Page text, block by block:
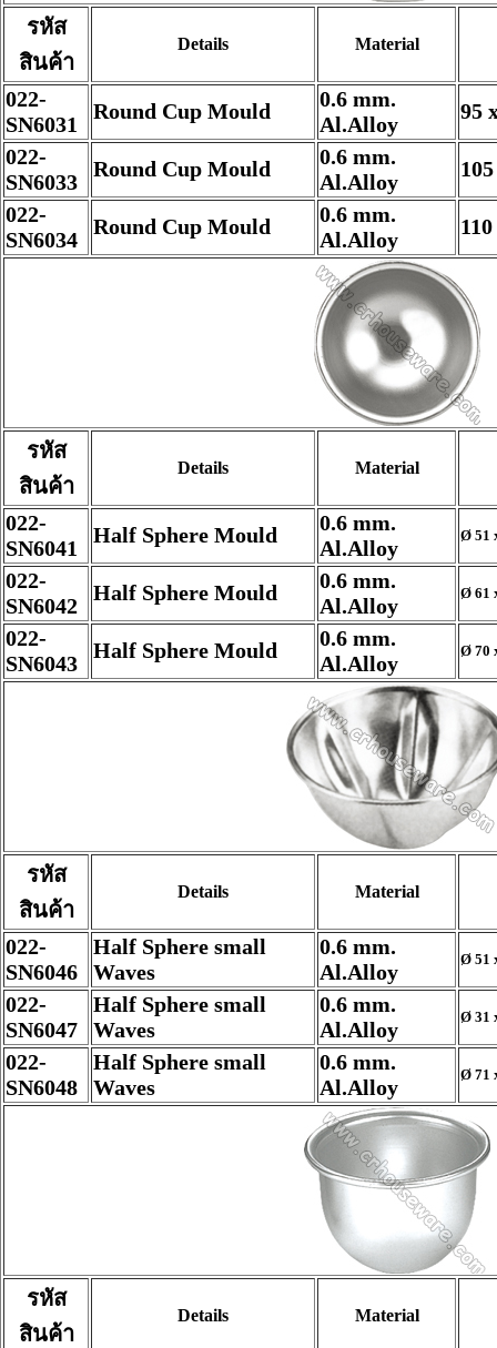
รหัส
สินค้า
Details Material
022-
SN6031
Round Cup Mould
0.6 mm.
Al.Alloy
95
022-
SN6033
Round Cup Mould
0.6 mm.
Al.Alloy
022-
SN6034
Round Cup Mould
0.6 mm.
Al.Alloy
รหัส
สินค้า
Details Material
022-
SN6041
Half Sphere Mould
0.6 mm.
Al.Alloy
Ø 51
022-
SN6042
Half Sphere Mould
0.6 mm.
Al.Alloy
Ø 61
022-
SN6043
Half Sphere Mould
0.6 mm.
Al.Alloy
Ø 70
รหัส
สินค้า
Details Material
022-
SN6046
Half Sphere small
Waves
0.6 mm.
Al.Alloy
Ø 51
022-
SN6047
Half Sphere small
Waves
0.6 mm.
Al.Alloy
Ø 31
022-
SN6048
Half Sphere small
Waves
0.6 mm.
Al.Alloy
Ø 71
รหัส
สินค้า
Details Material